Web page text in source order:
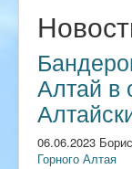
Алтай в
06.06.2023
Горного Алтая